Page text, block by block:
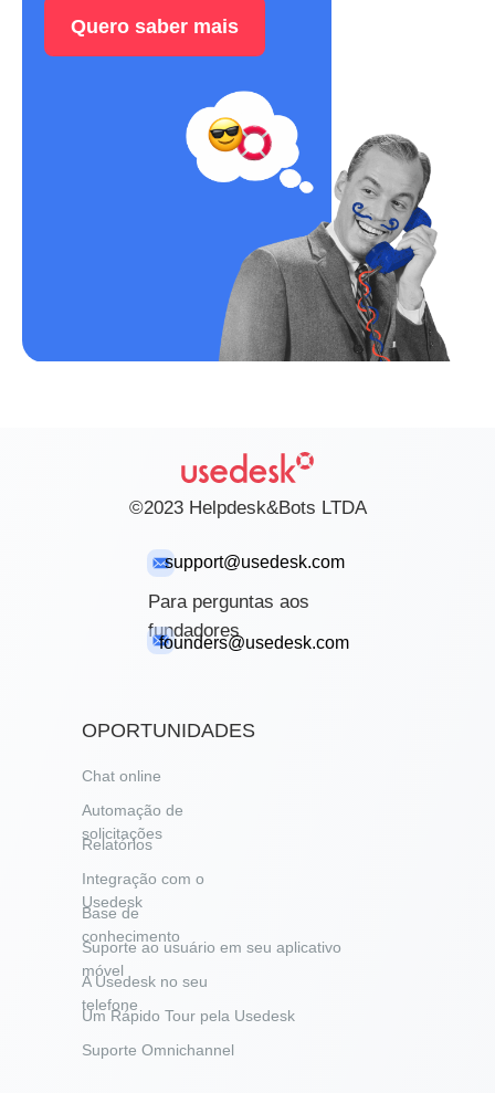
Quero saber mais
©2023 Helpdesk&Bots LTDA
OPORTUNIDADES
Suporte ao usuário em seu aplicativo
móvel
Automação de
solicitações
Relatórios
support@usedesk.com
Para perguntas aos
fundadores
founders@usedesk.com
Chat online
Integração com o
Usedesk
Base de
conhecimento
A Usedesk no seu
telefone
Um Rápido Tour pela Usedesk
Suporte Omnichannel